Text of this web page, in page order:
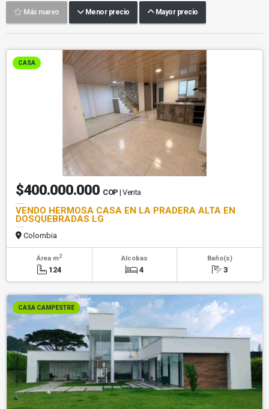
Más nuevo Menor precio Mayor precio
CASA
$400.000.000 COP | Venta
VENDO HERMOSA CASA EN LA PRADERA ALTA EN
DOSQUEBRADAS LG
Colombia
Área m2
124
Alcobas
4
Baño(s)
3
CASA CAMPESTRE